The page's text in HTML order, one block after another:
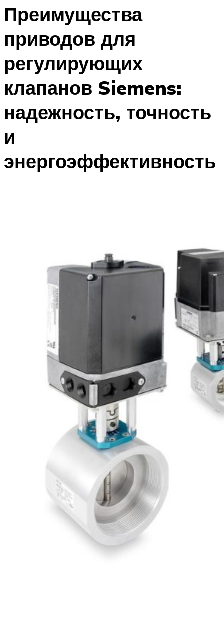
Преимущества
приводов для
регулирующих
клапанов Siemens:
надежность, точность
и
энергоэффективность